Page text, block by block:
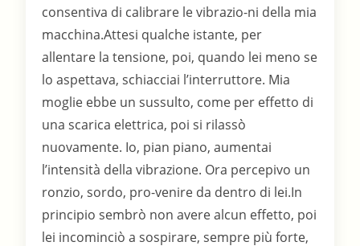
consentiva di calibrare le vibrazio-ni della mia
macchina.Attesi qualche istante, per
allentare la tensione, poi, quando lei meno se
lo aspettava, schiacciai l’interruttore. Mia
moglie ebbe un sussulto, come per effetto di
una scarica elettrica, poi si rilassò
nuovamente. Io, pian piano, aumentai
l’intensità della vibrazione. Ora percepivo un
ronzio, sordo, pro-venire da dentro di lei.In
principio sembrò non avere alcun effetto, poi
lei incominciò a sospirare, sempre più forte,